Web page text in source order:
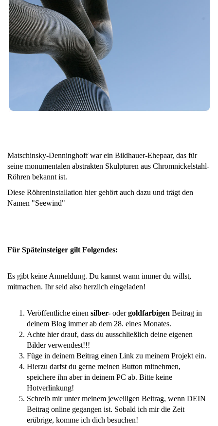
Matschinsky-Denninghoff war ein Bildhauer-Ehepaar, das für
seine monumentalen abstrakten Skulpturen aus Chromnickelstahl-
Röhren bekannt ist.
Diese Röhreninstallation hier gehört auch dazu und trägt den
Namen "Seewind"
Für Späteinsteiger gilt Folgendes:
Es gibt keine Anmeldung. Du kannst wann immer du willst,
mitmachen. Ihr seid also herzlich eingeladen!
Veröffentliche einen silber- odergoldfarbigen Beitrag in
deinem Blog immer ab dem 28. eines Monates.
Achte hier drauf, dass du ausschließlich deine eigenen
Bilder verwendest!!!
Füge in deinem Beitrag einen Link zu meinem Projekt ein.
Hierzu darfst du gerne meinen Button mitnehmen,
speichere ihn aber in deinem PC ab. Bitte keine
Hotverlinkung!
Schreib mir unter meinem jeweiligen Beitrag, wenn DEIN
Beitrag online gegangen ist. Sobald ich mir die Zeit
erübrige, komme ich dich besuchen!